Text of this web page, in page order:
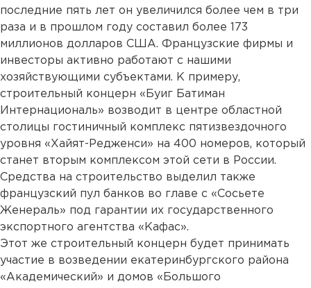
последние пять лет он увеличился более чем в три
раза и в прошлом году составил более 173
миллионов долларов США. Французские фирмы и
инвесторы активно работают с нашими
хозяйствующими субъектами. К примеру,
строительный концерн «Буиг Батиман
Интернациональ» возводит в центре областной
столицы гостиничный комплекс пятизвездочного
уровня «Хайят-Редженси» на 400 номеров, который
станет вторым комплексом этой сети в России.
Средства на строительство выделил также
французский пул банков во главе с «Сосьете
Женераль» под гарантии их государственного
экспортного агентства «Кафас».
Этот же строительный концерн будет принимать
участие в возведении екатеринбургского района
«Академический» и домов «Большого